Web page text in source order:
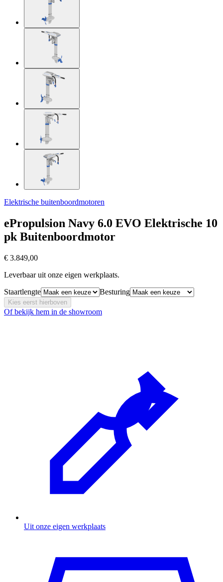
Elektrische buitenboordmotoren
ePropulsion Navy 6.0 EVO Elektrische 10
pk Buitenboordmotor
€ 3.849,00
Leverbaar uit onze eigen werkplaats.
Staartlengte
Besturing
Kies eerst hierboven
Of bekijk hem in de showroom
Uit onze eigen werkplaats